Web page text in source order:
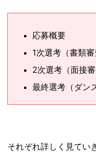
応募概要
1次選考（書類審
2次選考（面接審
最終選考（ダン
それぞれ詳しく見てい